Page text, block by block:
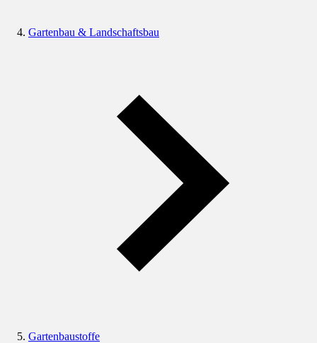
Gartenbau & Landschaftsbau
Gartenbaustoffe